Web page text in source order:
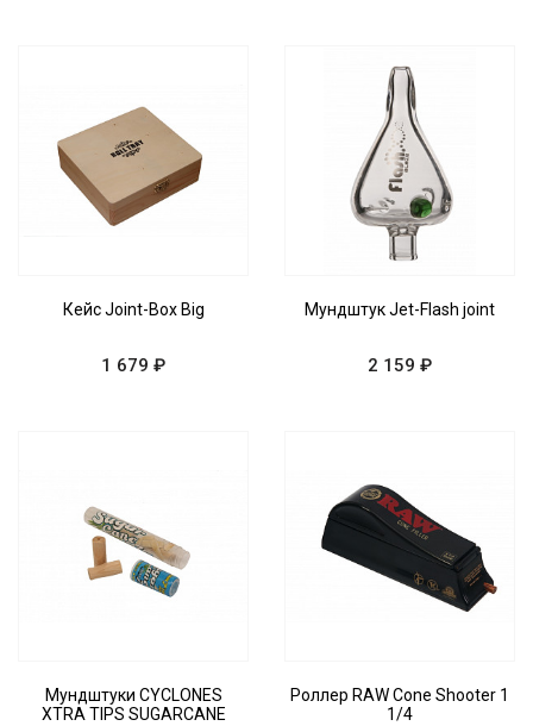
Кейс Joint-Box Big
1 679 ₽
Мундштук Jet-Flash joint
2 159 ₽
Мундштуки CYCLONES
XTRA TIPS SUGARCANE
Роллер RAW Cone Shooter 1
1/4